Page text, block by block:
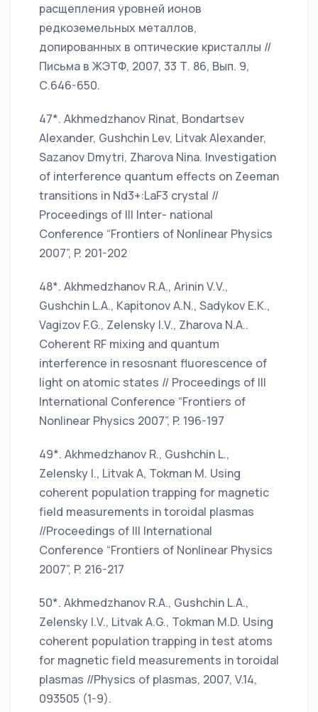
расщепления уровней ионов
редкоземельных металлов,
допированных в оптические кристаллы //
Письма в ЖЭТФ, 2007, 33 Т. 86, Вып. 9,
С.646-650.
47*. Akhmedzhanov Rinat, Bondartsev
Alexander, Gushchin Lev, Litvak Alexander,
Sazanov Dmytri, Zharova Nina. Investigation
of interference quantum effects on Zeeman
transitions in Nd3+:LaF3 crystal //
Proceedings of III Inter- national
Conference “Frontiers of Nonlinear Physics
2007”, P. 201-202
48*. Akhmedzhanov R.A., Arinin V.V.,
Gushchin L.A., Kapitonov A.N., Sadykov E.K.,
Vagizov F.G., Zelensky I.V., Zharova N.A..
Coherent RF mixing and quantum
interference in resosnant fluorescence of
light on atomic states // Proceedings of III
International Conference “Frontiers of
Nonlinear Physics 2007”, P. 196-197
49*. Akhmedzhanov R., Gushchin L.,
Zelensky I., Litvak A, Tokman M. Using
coherent population trapping for magnetic
field measurements in toroidal plasmas
//Proceedings of III International
Conference “Frontiers of Nonlinear Physics
2007”, P. 216-217
50*. Akhmedzhanov R.A., Gushchin L.A.,
Zelensky I.V., Litvak A.G., Tokman M.D. Using
coherent population trapping in test atoms
for magnetic field measurements in toroidal
plasmas //Physics of plasmas, 2007, V.14,
093505 (1-9).